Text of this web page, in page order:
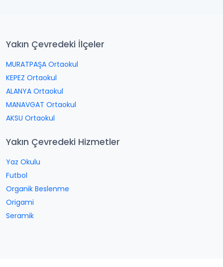
Yakın Çevredeki İlçeler
MURATPAŞA Ortaokul
KEPEZ Ortaokul
ALANYA Ortaokul
MANAVGAT Ortaokul
AKSU Ortaokul
Yakın Çevredeki Hizmetler
Yaz Okulu
Futbol
Organik Beslenme
Origami
Seramik